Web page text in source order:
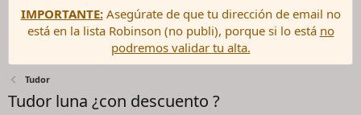
IMPORTANTE:Asegúrate de que tu dirección de email no
está en la lista Robinson (no publi), porque si lo está no
podremos validar tu alta.
Tudor
Tudor luna ¿con descuento ?